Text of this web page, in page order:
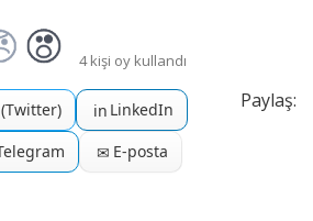
4 kişi oy kullandı
Paylaş:
in LinkedIn
✉ E-posta